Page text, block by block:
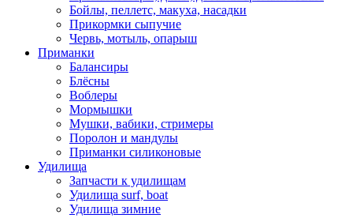
Бойлы, пеллетс, макуха, насадки
Прикормки сыпучие
Червь, мотыль, опарыш
Приманки
Балансиры
Блёсны
Воблеры
Мормышки
Мушки, вабики, стримеры
Поролон и мандулы
Приманки силиконовые
Удилища
Запчасти к удилищам
Удилища surf, boat
Удилища зимние